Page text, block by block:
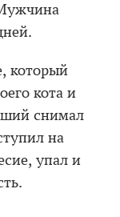
который
кота и
снимал
на
упал и